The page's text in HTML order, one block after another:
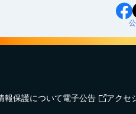
報保護について電子公告 アクセ